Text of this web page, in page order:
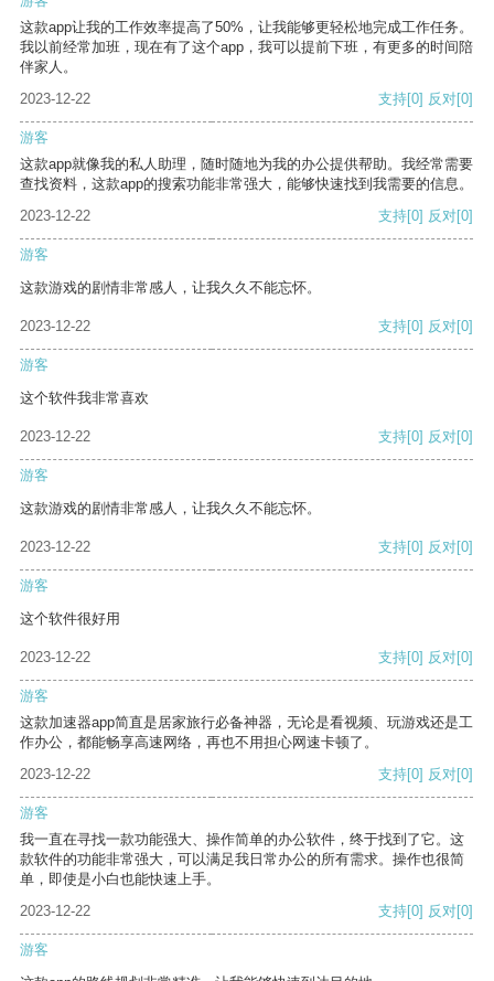
这款app让我的工作效率提高了50%，让我能够更轻松地完成工作任务。
我以前经常加班，现在有了这个app，我可以提前下班，有更多的时间陪
伴家人。
2023-12-22
支持[0] 反对[0]
游客
这款app就像我的私人助理，随时随地为我的办公提供帮助。我经常需要
查找资料，这款app的搜索功能非常强大，能够快速找到我需要的信息。
2023-12-22
支持[0] 反对[0]
游客
这款游戏的剧情非常感人，让我久久不能忘怀。
2023-12-22 支持[0] 反对[0]
游客
这个软件我非常喜欢
2023-12-22 支持[0] 反对[0]
游客
这款游戏的剧情非常感人，让我久久不能忘怀。
2023-12-22 支持[0] 反对[0]
游客
这个软件很好用
2023-12-22 支持[0] 反对[0]
游客
这款加速器app简直是居家旅行必备神器，无论是看视频、玩游戏还是工
作办公，都能畅享高速网络，再也不用担心网速卡顿了。
2023-12-22
支持[0] 反对[0]
游客
我一直在寻找一款功能强大、操作简单的办公软件，终于找到了它。这
款软件的功能非常强大，可以满足我日常办公的所有需求。操作也很简
单，即使是小白也能快速上手。
2023-12-22
支持[0] 反对[0]
游客